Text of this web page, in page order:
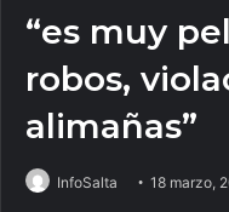
“es muy
robos,
alimañas”
InfoSalta 18 marzo,